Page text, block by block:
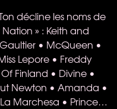
décline les noms de
» : Keith and
• McQueen •
Lepore • Freddy
Finland • Divine •
Newton • Amanda •
Marchesa • Prince…